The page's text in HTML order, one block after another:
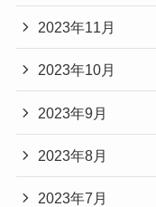
2023年11月
2023年10月
2023年9月
2023年8月
2023年7月